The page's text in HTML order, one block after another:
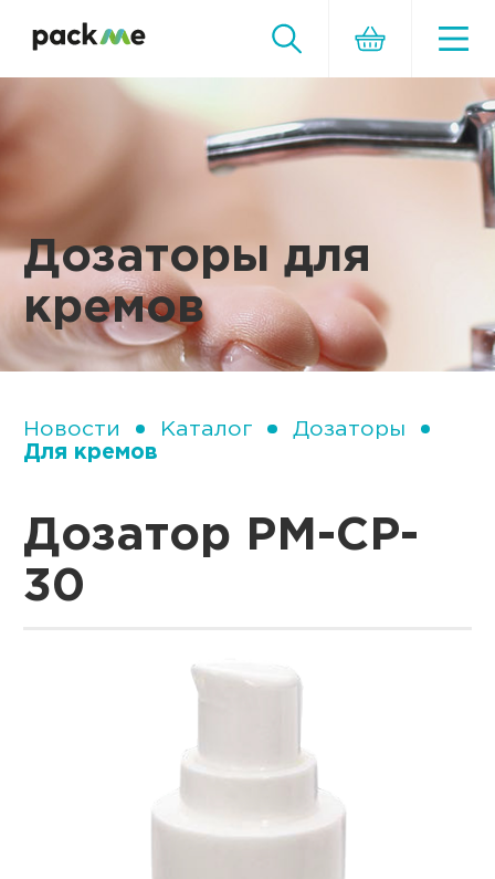
Дозаторы для
кремов
Новости Каталог
Дозаторы
Для кремов
Дозатор PM-CP-
30